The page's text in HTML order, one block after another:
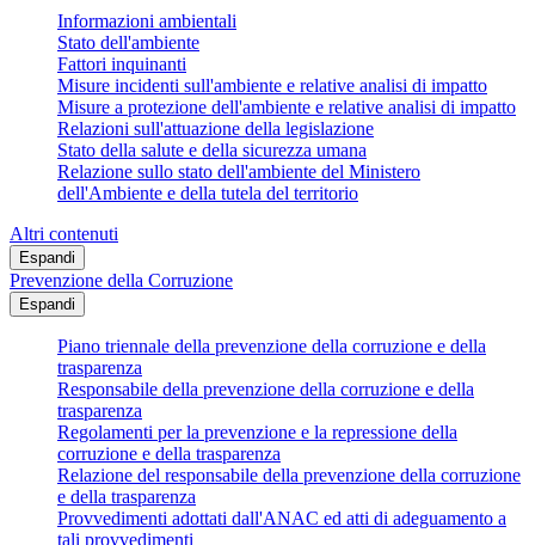
Informazioni ambientali
Stato dell'ambiente
Fattori inquinanti
Misure incidenti sull'ambiente e relative analisi di impatto
Misure a protezione dell'ambiente e relative analisi di impatto
Relazioni sull'attuazione della legislazione
Stato della salute e della sicurezza umana
Relazione sullo stato dell'ambiente del Ministero
dell'Ambiente e della tutela del territorio
Altri contenuti
Espandi
Prevenzione della Corruzione
Espandi
Piano triennale della prevenzione della corruzione e della
trasparenza
Responsabile della prevenzione della corruzione e della
trasparenza
Regolamenti per la prevenzione e la repressione della
corruzione e della trasparenza
Relazione del responsabile della prevenzione della corruzione
e della trasparenza
Provvedimenti adottati dall'ANAC ed atti di adeguamento a
tali provvedimenti